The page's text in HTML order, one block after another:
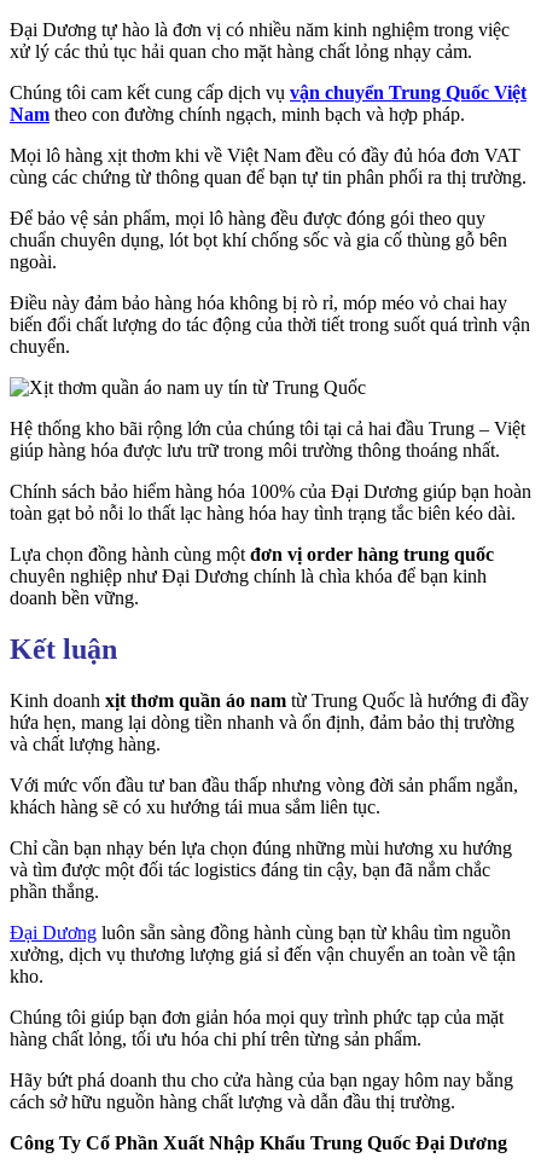
Đại Dương tự hào là đơn vị có nhiều năm kinh nghiệm trong việc
xử lý các thủ tục hải quan cho mặt hàng chất lỏng nhạy cảm.
Chúng tôi cam kết cung cấp dịch vụ vận chuyển Trung Quốc Việt
Nam theo con đường chính ngạch, minh bạch và hợp pháp.
Mọi lô hàng xịt thơm khi về Việt Nam đều có đầy đủ hóa đơn VAT
cùng các chứng từ thông quan để bạn tự tin phân phối ra thị trường.
Để bảo vệ sản phẩm, mọi lô hàng đều được đóng gói theo quy
chuẩn chuyên dụng, lót bọt khí chống sốc và gia cố thùng gỗ bên
ngoài.
Điều này đảm bảo hàng hóa không bị rò rỉ, móp méo vỏ chai hay
biến đổi chất lượng do tác động của thời tiết trong suốt quá trình vận
chuyển.
Hệ thống kho bãi rộng lớn của chúng tôi tại cả hai đầu Trung – Việt
giúp hàng hóa được lưu trữ trong môi trường thông thoáng nhất.
Chính sách bảo hiểm hàng hóa 100% của Đại Dương giúp bạn hoàn
toàn gạt bỏ nỗi lo thất lạc hàng hóa hay tình trạng tắc biên kéo dài.
Lựa chọn đồng hành cùng mộtđơn vị order hàng trung quốc
chuyên nghiệp như Đại Dương chính là chìa khóa để bạn kinh
doanh bền vững.
Kết luận
Kinh doanh xịt thơm quần áo nam từ Trung Quốc là hướng đi đầy
hứa hẹn, mang lại dòng tiền nhanh và ổn định, đảm bảo thị trường
và chất lượng hàng.
Với mức vốn đầu tư ban đầu thấp nhưng vòng đời sản phẩm ngắn,
khách hàng sẽ có xu hướng tái mua sắm liên tục.
Chỉ cần bạn nhạy bén lựa chọn đúng những mùi hương xu hướng
và tìm được một đối tác logistics đáng tin cậy, bạn đã nắm chắc
phần thắng.
Đại Dương luôn sẵn sàng đồng hành cùng bạn từ khâu tìm nguồn
xưởng, dịch vụ thương lượng giá sỉ đến vận chuyển an toàn về tận
kho.
Chúng tôi giúp bạn đơn giản hóa mọi quy trình phức tạp của mặt
hàng chất lỏng, tối ưu hóa chi phí trên từng sản phẩm.
Hãy bứt phá doanh thu cho cửa hàng của bạn ngay hôm nay bằng
cách sở hữu nguồn hàng chất lượng và dẫn đầu thị trường.
Công Ty Cổ Phần Xuất Nhập Khẩu Trung Quốc Đại Dương